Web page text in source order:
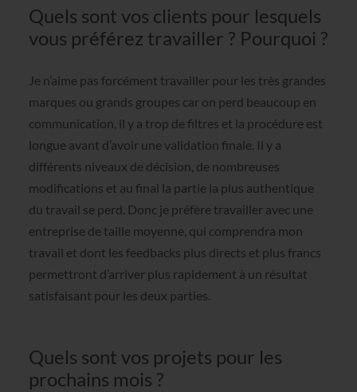
Quels sont vos clients pour lesquels
vous préférez travailler ? Pourquoi ?
Je n’aime pas forcément travailler pour les très grandes
marques ou grands groupes car on perd beaucoup en
communication, il y a trop de filtres et la procédure est
longue avant d’avoir une validation finale. Il y a
différents niveaux de décision, de nombreuses
modifications et au final la partie la plus authentique
du travail se perd. Donc je préfère travailler avec une
entreprise de taille moyenne, qui comprendra mon
travail et dont les feedbacks plus directs et plus francs
permettront d’arriver plus rapidement à un résultat
satisfaisant pour les deux parties.
Quels sont vos projets pour les
prochains mois ?